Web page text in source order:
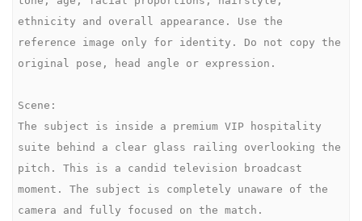
ethnicity and overall appearance. Use the
reference image only for identity. Do not copy the
original pose, head angle or expression.
Scene:
The subject is inside a premium VIP hospitality
suite behind a clear glass railing overlooking the
pitch. This is a candid television broadcast
moment. The subject is completely unaware of the
camera and fully focused on the match.